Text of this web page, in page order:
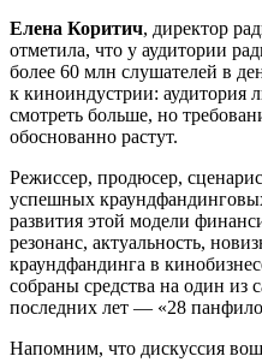
Елена Коритич, директор
отметила, что у аудитории
более 60 млн слушателей в
к киноиндустрии: аудитория
смотреть больше, но
обоснованно растут.
Режиссер, продюсер,
успешных
развития этой модели
резонанс, актуальность,
краундфандинга в
собраны средства на один из
последних лет — «28
Напомним, что дискуссия